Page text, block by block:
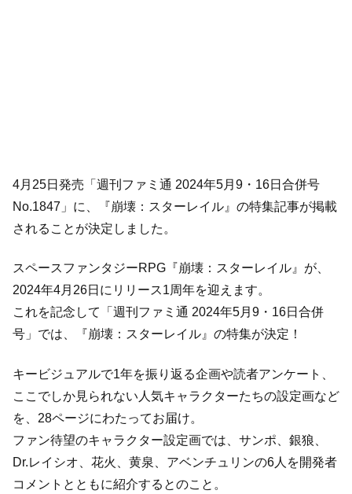
4月25日発売「週刊ファミ通 2024年5月9・16日合併号
No.1847」に、『崩壊：スターレイル』の特集記事が掲載
されることが決定しました。
スペースファンタジーRPG『崩壊：スターレイル』が、
2024年4月26日にリリース1周年を迎えます。
これを記念して「週刊ファミ通 2024年5月9・16日合併
号」では、『崩壊：スターレイル』の特集が決定！
キービジュアルで1年を振り返る企画や読者アンケート、
ここでしか見られない人気キャラクターたちの設定画など
を、28ページにわたってお届け。
ファン待望のキャラクター設定画では、サンポ、銀狼、
Dr.レイシオ、花火、黄泉、アベンチュリンの6人を開発者
コメントとともに紹介するとのこと。